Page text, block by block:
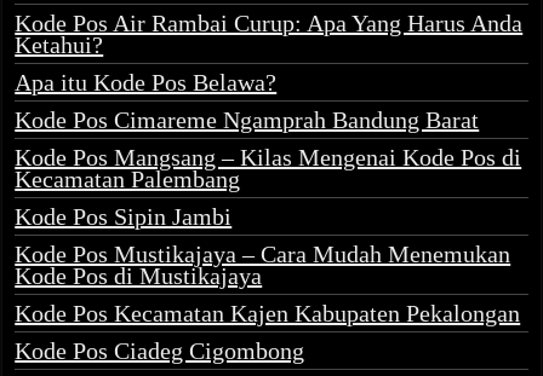
Kode Pos Air Rambai Curup: Apa Yang Harus Anda
Ketahui?
Apa itu Kode Pos Belawa?
Kode Pos Cimareme Ngamprah Bandung Barat
Kode Pos Mangsang – Kilas Mengenai Kode Pos di
Kecamatan Palembang
Kode Pos Sipin Jambi
Kode Pos Mustikajaya – Cara Mudah Menemukan
Kode Pos di Mustikajaya
Kode Pos Kecamatan Kajen Kabupaten Pekalongan
Kode Pos Ciadeg Cigombong